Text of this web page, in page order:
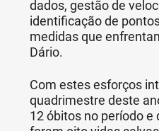
dados, gestão de
identificação de
medidas que
Dário.
Com estes esforços
quadrimestre deste
12 óbitos no período e